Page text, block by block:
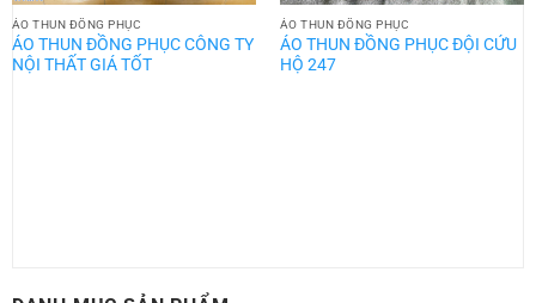
ÁO THUN ĐỒNG PHỤC
ÁO THUN ĐỒNG PHỤC CÔNG TY
NỘI THẤT GIÁ TỐT
ÁO THUN ĐỒNG PHỤC
ÁO THUN ĐỒNG PHỤC ĐỘI CỨU
HỘ 247